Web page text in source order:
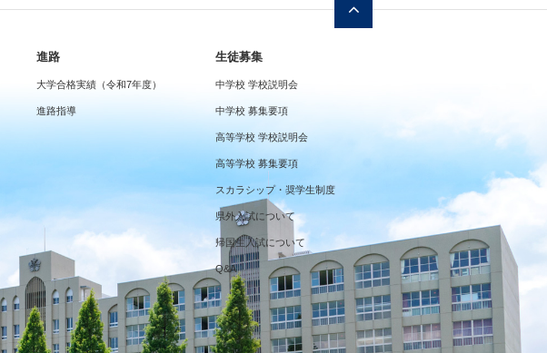
進路
大学合格実績（令和7年度）
進路指導
生徒募集
中学校 学校説明会
中学校 募集要項
高等学校 学校説明会
高等学校 募集要項
スカラシップ・奨学生制度
県外入試について
帰国生入試について
Q&A